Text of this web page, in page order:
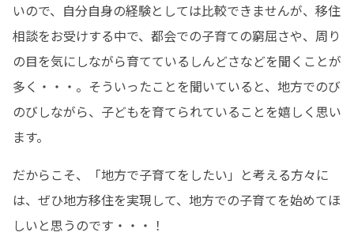
いので、自分自身の経験としては比較できませんが、移住
相談をお受けする中で、都会での子育ての窮屈さや、周り
の目を気にしながら育てているしんどさなどを聞くことが
多く・・・。そういったことを聞いていると、地方でのび
のびしながら、子どもを育てられていることを嬉しく思い
ます。
だからこそ、「地方で子育てをしたい」と考える方々に
は、ぜひ地方移住を実現して、地方での子育てを始めてほ
しいと思うのです・・・！